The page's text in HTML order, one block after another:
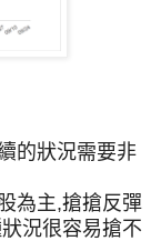
的狀況需要非
為主,搶搶反彈
況很容易搶不